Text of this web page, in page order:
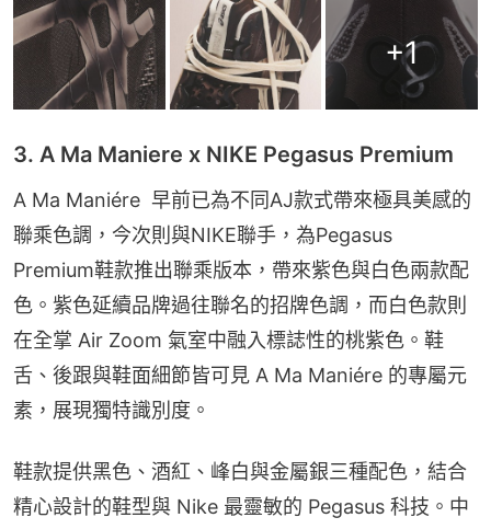
+1
3. A Ma Maniere x NIKE Pegasus Premium⁠
A Ma Maniére  早前已為不同AJ款式帶來極具美感的
聯乘色調，今次則與NIKE聯手，為Pegasus
Premium鞋款推出聯乘版本，帶來紫色與白色兩款配
色。紫色延續品牌過往聯名的招牌色調，而白色款則
在全掌 Air Zoom 氣室中融入標誌性的桃紫色。鞋
舌、後跟與鞋面細節皆可見 A Ma Maniére 的專屬元
素，展現獨特識別度。
鞋款提供黑色、酒紅、峰白與金屬銀三種配色，結合
精心設計的鞋型與 Nike 最靈敏的 Pegasus 科技。中